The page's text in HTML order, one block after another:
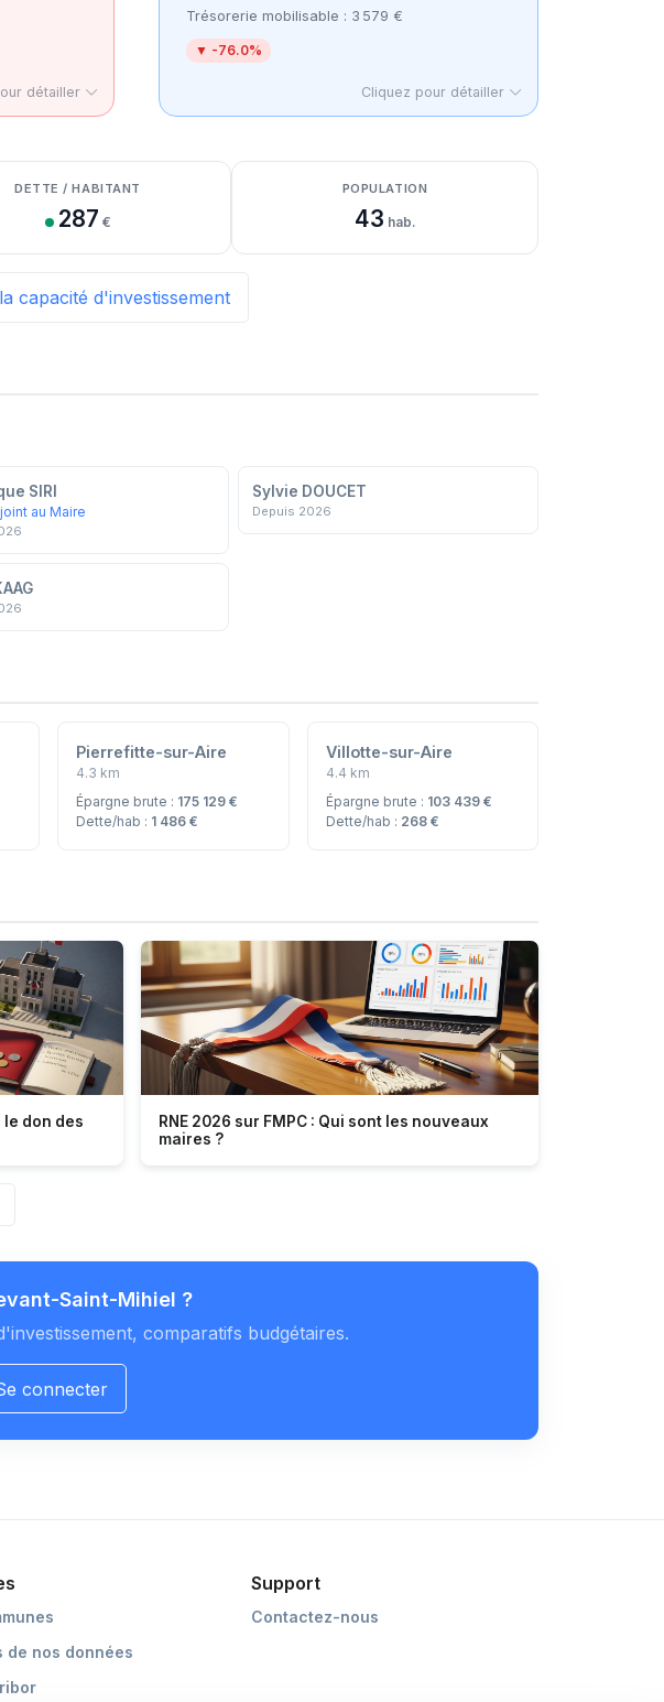
détailler
Trésorerie mobilisable : 3 579 €
▼ -76.0%
Cliquez pour détailler
DETTE / HABITANT
287 €
POPULATION
43 hab.
capacité d'investissement
SIRI
au Maire
Sylvie DOUCET
Depuis 2026
Pierrefitte-sur-Aire
4.3 km
Épargne brute : 175 129 €
Dette/hab : 1 486 €
Villotte-sur-Aire
4.4 km
Épargne brute : 103 439 €
Dette/hab : 268 €
don des
RNE 2026 sur FMPC : Qui sont les nouveaux
maires ?
Saint-Mihiel ?
comparatifs budgétaires.
connecter
de nos données
Support
Contactez-nous